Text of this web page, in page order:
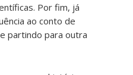
Por fim, já
ao conto de
partindo para outra